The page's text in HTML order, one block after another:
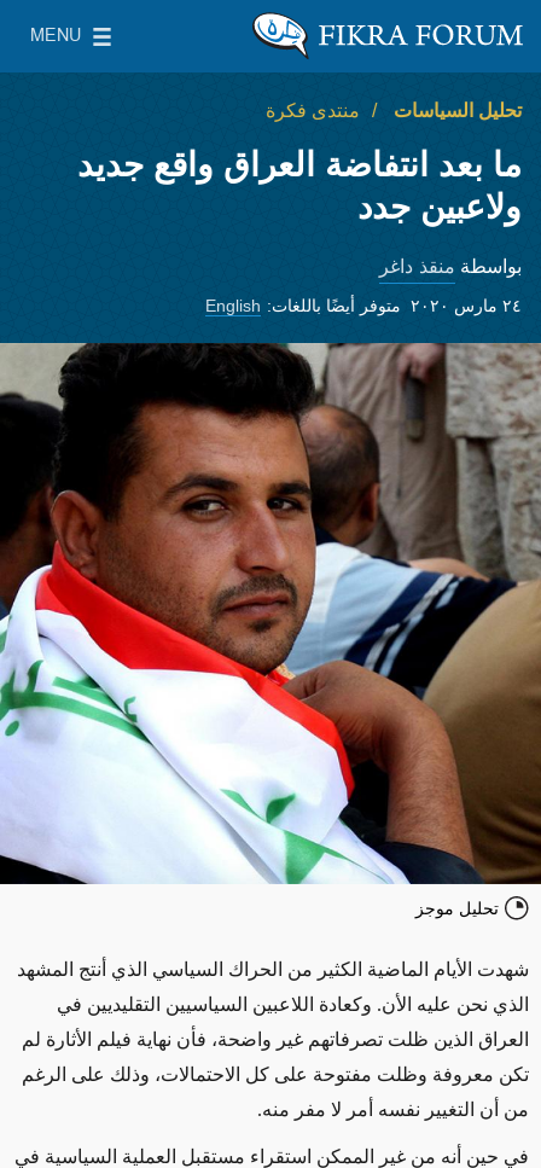
معهد واشنطن لسياسات الشرق الأدنى
MENU
Main Menu
تحليل السياسات منتدى فكرة
ما بعد انتفاضة العراق واقع جديد
ولاعبين جدد
بواسطة منقذ داغر
٢٤ مارس ٢٠٢٠ متوفر أيضًا باللغات: English
تحليل موجز
شهدت الأيام الماضية الكثير من الحراك السياسي الذي أنتج المشهد
الذي نحن عليه الأن. وكعادة اللاعبين السياسيين التقليديين في
العراق الذين ظلت تصرفاتهم غير واضحة، فأن نهاية فيلم الأثارة لم
تكن معروفة وظلت مفتوحة على كل الاحتمالات، وذلك على الرغم
من أن التغيير نفسه أمر لا مفر منه.
في حين أنه من غير الممكن استقراء مستقبل العملية السياسية في